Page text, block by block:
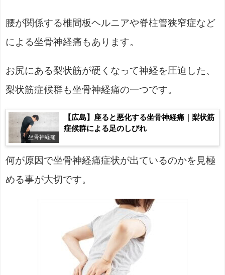
腰が関係する椎間板ヘルニアや脊柱管狭窄症など
による坐骨神経痛もあります。
お尻にある梨状筋が硬くなって神経を圧迫した、
梨状筋症候群も坐骨神経痛の一つです。
坐骨神経痛
【広島】座ると悪化する坐骨神経痛｜梨状筋
症候群による足のしびれ
何が原因で坐骨神経痛症状が出ているのかを見極
める事が大切です。